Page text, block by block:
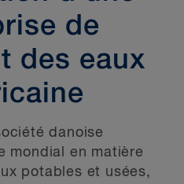
de
des eaux
danoise
mondial en matière
potables et usées,